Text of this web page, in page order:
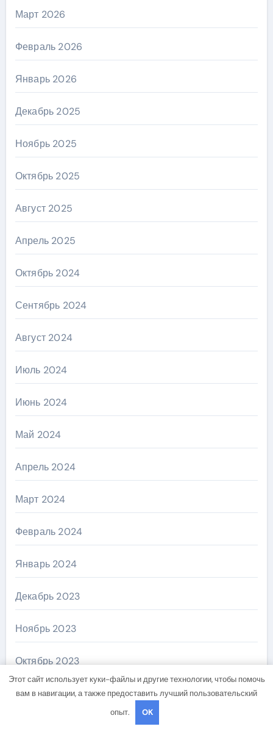
Март 2026
Февраль 2026
Январь 2026
Декабрь 2025
Ноябрь 2025
Октябрь 2025
Август 2025
Апрель 2025
Октябрь 2024
Сентябрь 2024
Август 2024
Июль 2024
Июнь 2024
Май 2024
Апрель 2024
Март 2024
Февраль 2024
Январь 2024
Декабрь 2023
Ноябрь 2023
Октябрь 2023
Август 2023
Этот сайт использует куки-файлы и другие технологии, чтобы помочь
вам в навигации, а также предоставить лучший пользовательский
опыт.
OK